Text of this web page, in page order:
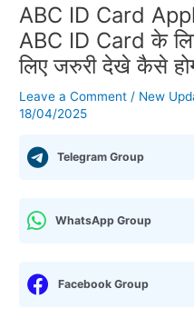
ABC ID Card
ABC ID Card के
लिए जरुरी देखे कैसे
Leave a Comment / New
18/04/2025
Telegram Group
WhatsApp Group
Facebook Group